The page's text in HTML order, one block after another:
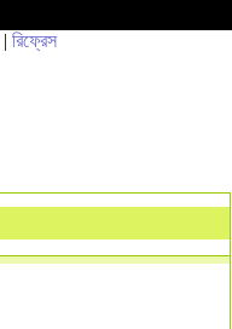
| রিফ্রেস